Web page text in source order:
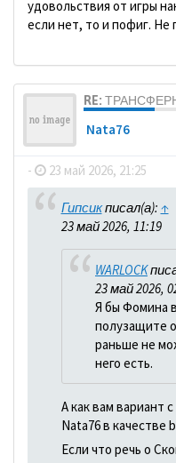
удовольствия от игры
если нет, то и пофиг. Не
RE:
Nata76
- 23 май 2026, 21:25
Гипсикписал(а): ↑
23 май 2026, 11:19
WARLOCK
23 май 2026,
Я бы Фомина
полузащите
раньше не
него есть.
А как вам вариант
Nata76 в качестве
Если что речь о